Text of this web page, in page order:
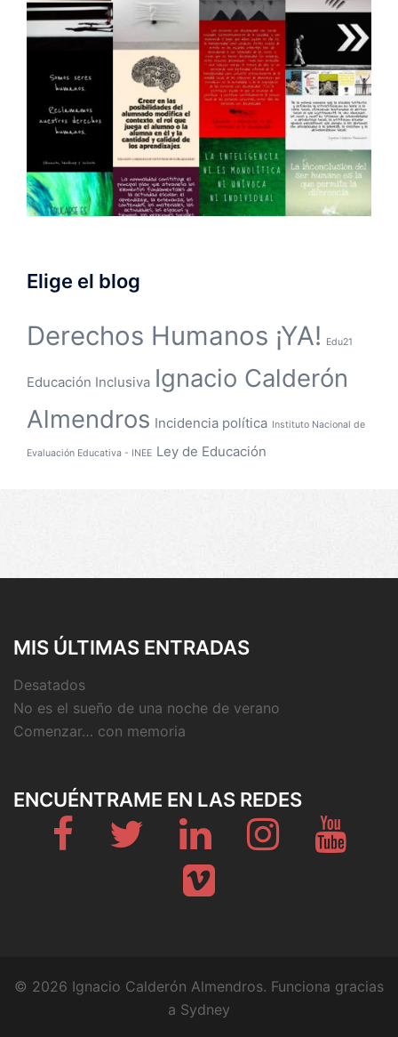
Elige el blog
Derechos Humanos ¡YA! Edu21
Educación Inclusiva Ignacio Calderón
Almendros Incidencia política Instituto Nacional de
Evaluación Educativa - INEE Ley de Educación
MIS ÚLTIMAS ENTRADAS
Desatados
No es el sueño de una noche de verano
Comenzar… con memoria
ENCUÉNTRAME EN LAS REDES
Fb Twitter Linkedin Instagram
Vimeo
© 2026 Ignacio Calderón Almendros. Funciona gracias
a Sydney